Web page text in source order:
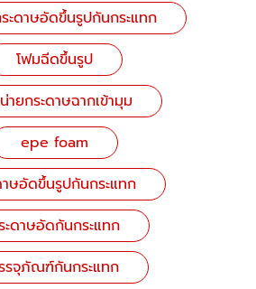
ะดาษอัดขึ้นรูปกันกระแทก
โฟมฉีดขึ้นรูป
ายกระดาษฉากเข้ามุม
epe foam
าษอัดขึ้นรูปกันกระแทก
ะดาษอัดกันกระแทก
รจุภัณฑ์กันกระแทก